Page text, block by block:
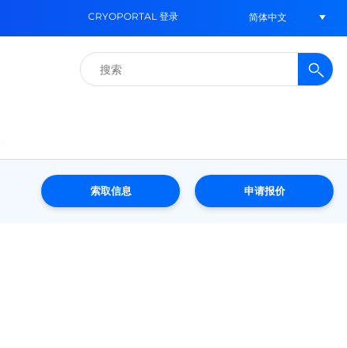
CRYOPORTAL 登录 简体中文
搜
索：
索取信息 申请报价